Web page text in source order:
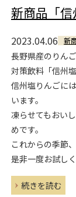
新商品「信
2023.04.06 新
長野県産のりん
対策飲料「信州
信州塩りんごに
います。
凍らせてもおい
めです。
これからの季節
是非一度お試しく
続きを読む